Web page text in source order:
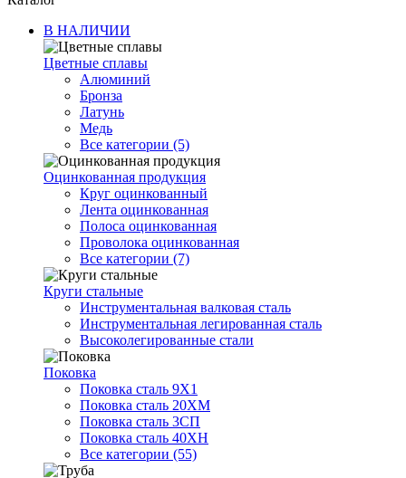
В НАЛИЧИИ
Цветные сплавы
Алюминий
Бронза
Латунь
Медь
Все категории (5)
Оцинкованная продукция
Круг оцинкованный
Лента оцинкованная
Полоса оцинкованная
Проволока оцинкованная
Все категории (7)
Круги стальные
Инструментальная валковая сталь
Инструментальная легированная сталь
Высоколегированные стали
Поковка
Поковка сталь 9Х1
Поковка сталь 20ХМ
Поковка сталь 3СП
Поковка сталь 40ХН
Все категории (55)